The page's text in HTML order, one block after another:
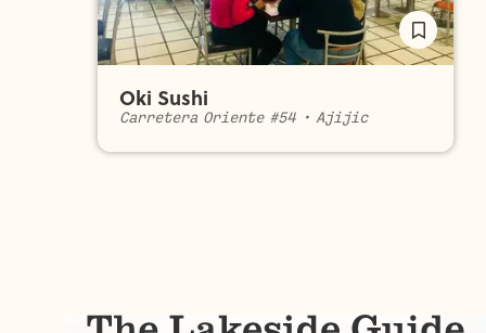
Oki Sushi
Carretera Oriente #54• Ajijic